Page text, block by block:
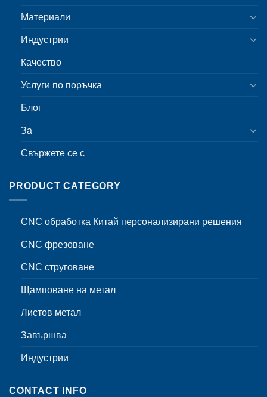
Материали
Индустрии
Качество
Услуги по поръчка
Блог
За
Свържете се с
PRODUCT CATEGORY
CNC обработка Китай персонализирани решения
CNC фрезоване
CNC струговане
Щамповане на метал
Листов метал
Завършва
Индустрии
CONTACT INFO